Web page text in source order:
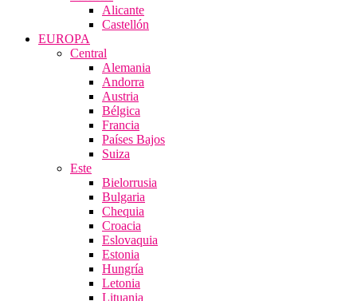
Alicante
Castellón
EUROPA
Central
Alemania
Andorra
Austria
Bélgica
Francia
Países Bajos
Suiza
Este
Bielorrusia
Bulgaria
Chequia
Croacia
Eslovaquia
Estonia
Hungría
Letonia
Lituania